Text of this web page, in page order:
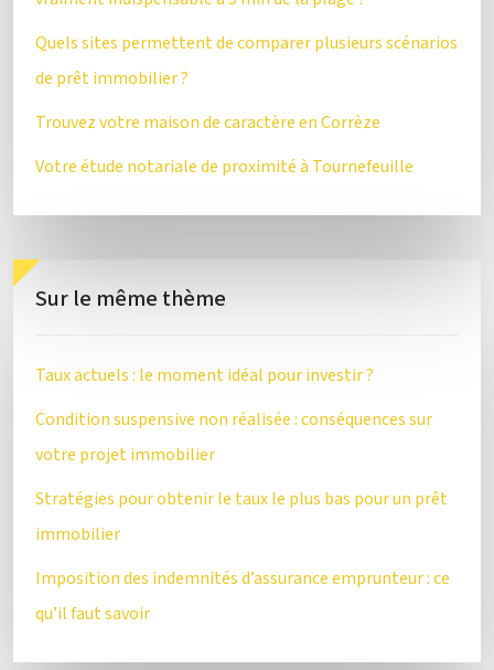
Quels sites permettent de comparer plusieurs scénarios
de prêt immobilier ?
Trouvez votre maison de caractère en Corrèze
Votre étude notariale de proximité à Tournefeuille
Sur le même thème
Taux actuels : le moment idéal pour investir ?
Condition suspensive non réalisée : conséquences sur
votre projet immobilier
Stratégies pour obtenir le taux le plus bas pour un prêt
immobilier
Imposition des indemnités d’assurance emprunteur : ce
qu’il faut savoir